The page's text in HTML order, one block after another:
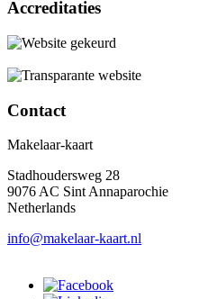
Accreditaties
Contact
Makelaar-kaart
Stadhoudersweg 28
9076 AC Sint Annaparochie
Netherlands
info@makelaar-kaart.nl